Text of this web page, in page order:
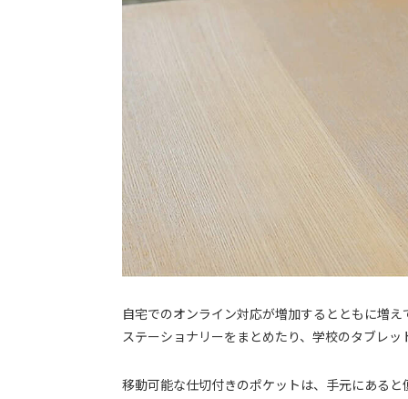
自宅でのオンライン対応が増加するとともに増
ステーショナリーをまとめたり、学校のタブレ
移動可能な仕切付きのポケットは、手元にある